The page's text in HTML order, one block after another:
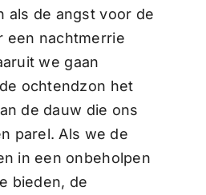
als de angst voor de
een nachtmerrie
we gaan
ochtendzon het
de dauw die ons
parel. Als we de
in een onbeholpen
bieden, de